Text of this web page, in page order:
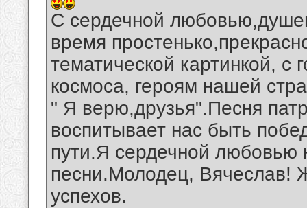
С сердечной
время
тематической картинкой, с
космоса, героям нашей
" Я верю,друзья".Песня
воспитывает нас быть
пути.Я сердечной любовью
песни.Молодец, Вячеслав!
успехов.